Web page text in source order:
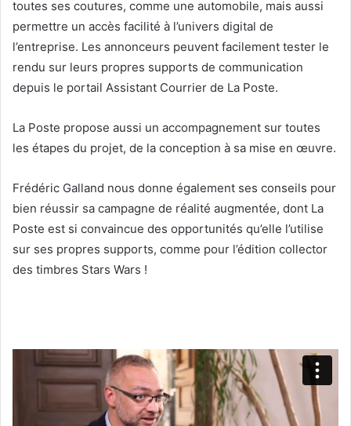
toutes ses coutures, comme une automobile, mais aussi
permettre un accès facilité à l’univers digital de
l’entreprise. Les annonceurs peuvent facilement tester le
rendu sur leurs propres supports de communication
depuis le portail Assistant Courrier de La Poste.
La Poste propose aussi un accompagnement sur toutes
les étapes du projet, de la conception à sa mise en œuvre.
Frédéric Galland nous donne également ses conseils pour
bien réussir sa campagne de réalité augmentée, dont La
Poste est si convaincue des opportunités qu’elle l’utilise
sur ses propres supports, comme pour l’édition collector
des timbres Stars Wars !